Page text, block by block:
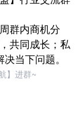
群内商机分
共同成长；私
当下问题。
】进群~